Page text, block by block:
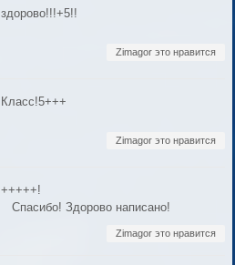
здорово!!!+5!!
Zimagor это нравится
Класс!5+++
Zimagor это нравится
+++++!
Спасибо! Здорово написано!
Zimagor это нравится